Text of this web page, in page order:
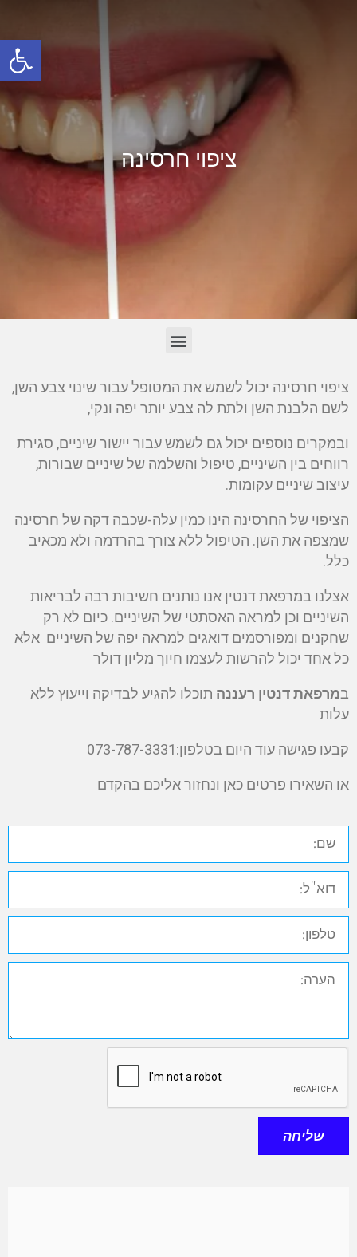
פתח
ציפוי חרסינה
ציפוי חרסינה יכול לשמש את המטופל עבור שינוי צבע השן,
לשם הלבנת השן ולתת לה צבע יותר יפה ונקי,
ובמקרים נוספים יכול גם לשמש עבור יישור שיניים, סגירת
רווחים בין השיניים, טיפול והשלמה של שיניים שבורות,
עיצוב שיניים עקומות.
הציפוי של החרסינה הינו כמין עלה-שכבה דקה של חרסינה
שמצפה את השן. הטיפול ללא צורך בהרדמה ולא מכאיב
כלל.
אצלנו במרפאת דנטין אנו נותנים חשיבות רבה לבריאות
השיניים וכן למראה האסתטי של השיניים. כיום לא רק
שחקנים ומפורסמים דואגים למראה יפה של השיניים אלא
כל אחד יכול להרשות לעצמו חיוך מליון דולר
במרפאת דנטין רעננה תוכלו להגיע לבדיקה וייעוץ ללא
עלות
קבעו פגישה עוד היום בטלפון:073-787-3331
או השאירו פרטים כאן ונחזור אליכם בהקדם
שם:
דוא"ל:
טלפון:
הערה:
שליחה